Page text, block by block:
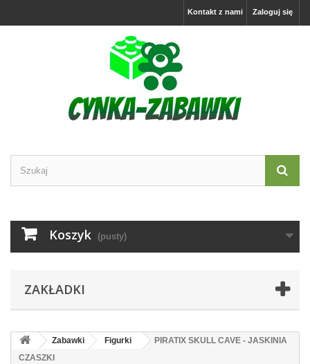
Zaloguj się
Kontakt z nami
Koszyk (pusty)
ZAKŁADKI
Zabawki Figurki
PIRATIX SKULL CAVE - JASKINIA
CZASZKI